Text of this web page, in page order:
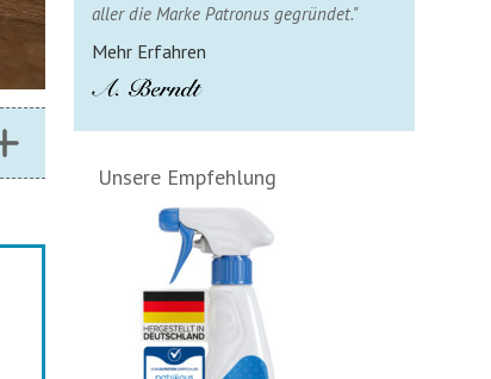
aller die Marke Patronus gegründet."
Mehr Erfahren
Unsere Empfehlung